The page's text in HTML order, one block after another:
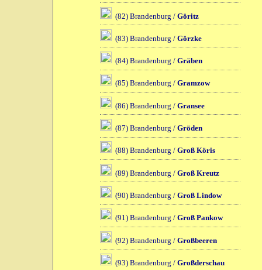
(82) Brandenburg / Göritz
(83) Brandenburg / Görzke
(84) Brandenburg / Gräben
(85) Brandenburg / Gramzow
(86) Brandenburg / Gransee
(87) Brandenburg / Gröden
(88) Brandenburg / Groß Köris
(89) Brandenburg / Groß Kreutz
(90) Brandenburg / Groß Lindow
(91) Brandenburg / Groß Pankow
(92) Brandenburg / Großbeeren
(93) Brandenburg / Großderschau